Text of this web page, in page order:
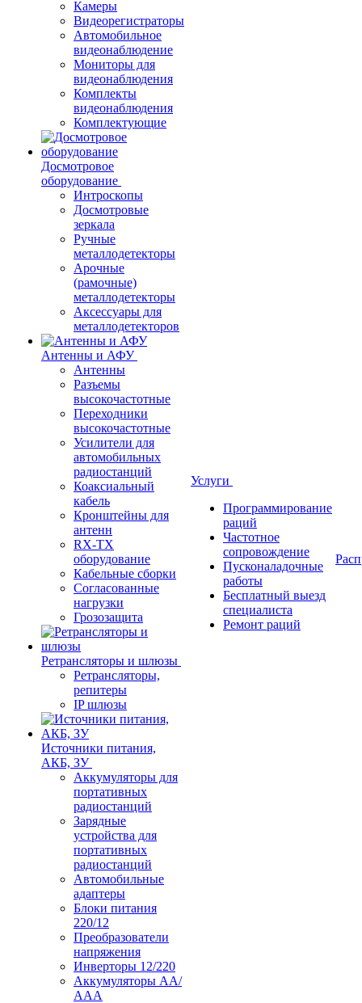
Камеры
Видеорегистраторы
Автомобильное
видеонаблюдение
Мониторы для
видеонаблюдения
Комплекты
видеонаблюдения
Комплектующие
Досмотровое
оборудование
Интроскопы
Досмотровые
зеркала
Ручные
металлодетекторы
Арочные
(рамочные)
металлодетекторы
Аксессуары для
металлодетекторов
Антенны и АФУ
Антенны
Разъемы
высокочастотные
Переходники
высокочастотные
Усилители для
автомобильных
радиостанций
Коаксиальный
кабель
Кронштейны для
антенн
RX-TX
оборудование
Кабельные сборки
Согласованные
нагрузки
Грозозащита
Ретрансляторы и шлюзы
Ретрансляторы,
репитеры
IP шлюзы
Источники питания,
АКБ, ЗУ
Аккумуляторы для
портативных
радиостанций
Зарядные
устройства для
портативных
радиостанций
Автомобильные
адаптеры
Блоки питания
220/12
Преобразователи
напряжения
Инверторы 12/220
Аккумуляторы АА/
ААА
Услуги
Программирование
раций
Частотное
сопровождение
Пусконаладочные
работы
Бесплатный выезд
специалиста
Ремонт раций